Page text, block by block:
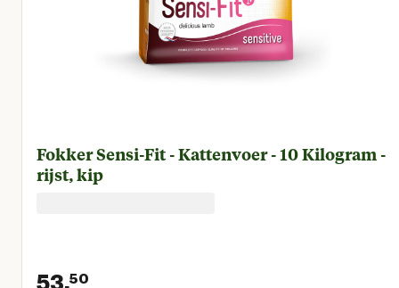
Fokker Sensi-Fit - Kattenvoer - 10 Kilogram -
rijst, kip
53.50